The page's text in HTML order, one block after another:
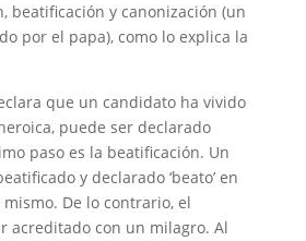
beatificación y canonización (un
por el papa), como lo explica la
que un candidato ha vivido
puede ser declarado
paso es la beatificación. Un
y declarado ‘beato’ en
De lo contrario, el
acreditado con un milagro. Al